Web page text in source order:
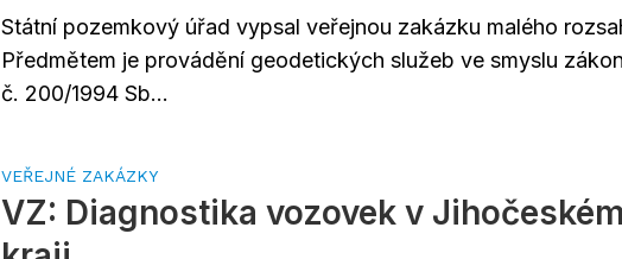
Státní pozemkový úřad vypsal veřejnou zakázku malého
Předmětem je provádění geodetických služeb ve smyslu
č. 200/1994 Sb...
VEŘEJNÉ ZAKÁZKY
VZ: Diagnostika vozovek v